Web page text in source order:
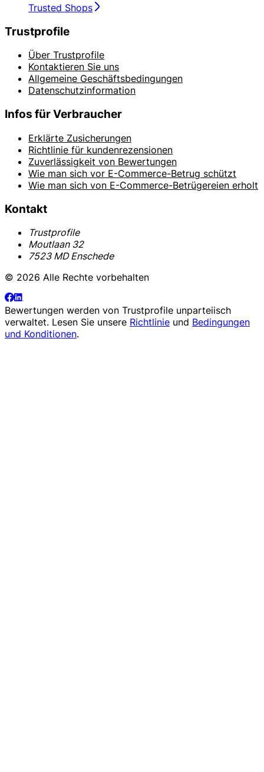
Trusted Shops
Trustprofile
Über Trustprofile
Kontaktieren Sie uns
Allgemeine Geschäftsbedingungen
Datenschutzinformation
Infos für Verbraucher
Erklärte Zusicherungen
Richtlinie für kundenrezensionen
Zuverlässigkeit von Bewertungen
Wie man sich vor E-Commerce-Betrug schützt
Wie man sich von E-Commerce-Betrügereien erholt
Kontakt
Trustprofile
Moutlaan 32
7523 MD Enschede
© 2026 Alle Rechte vorbehalten
Bewertungen werden von Trustprofile unparteiisch
verwaltet. Lesen Sie unsere Richtlinie und Bedingungen
und Konditionen.